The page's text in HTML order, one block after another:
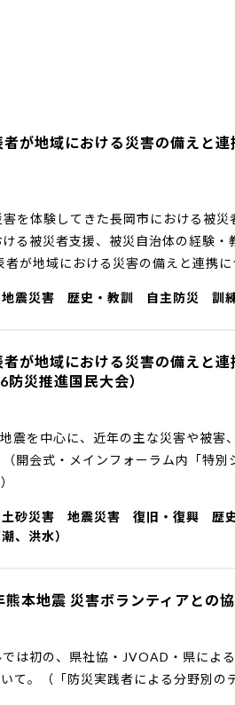
が地域における災害の備えと
を体験してきた長岡市における被
る被災者支援、被災自治体の経験
が地域における災害の備えと連携
地震災害 歴史・教訓 自主防災 訓
が地域における災害の備えと
災推進国民大会）
震を中心に、近年の主な災害や被
開会式・メインフォーラム内「特
土砂災害 地震災害 復旧・復興 歴
、洪水）
本地震 災害ボランティアとの
は初の、県社協・JVOAD・県によ
て。（「防災実践者による分野別の